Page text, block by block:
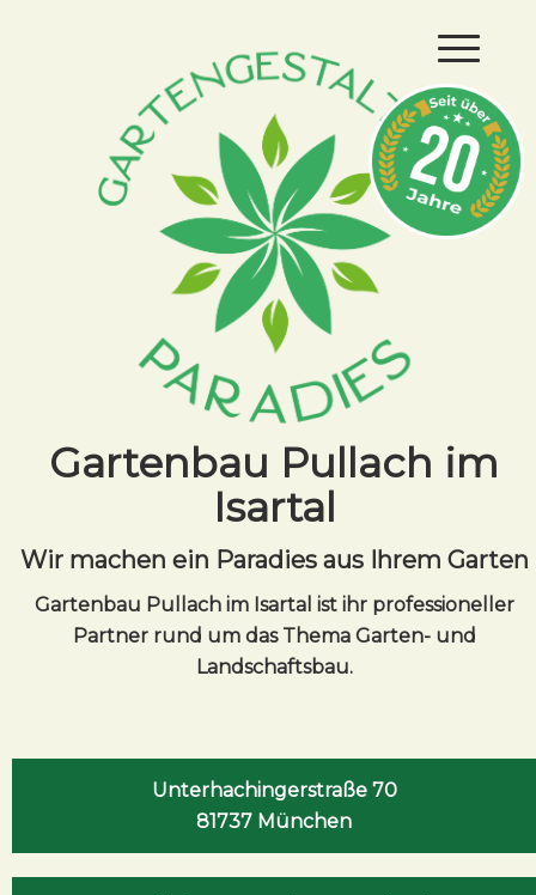
Gartenbau Pullach im
Isartal
Wir machen ein Paradies aus Ihrem Garten
Gartenbau Pullach im Isartal ist ihr professioneller
Partner rund um das Thema Garten- und
Landschaftsbau.
Unterhachingerstraße 70
81737 München